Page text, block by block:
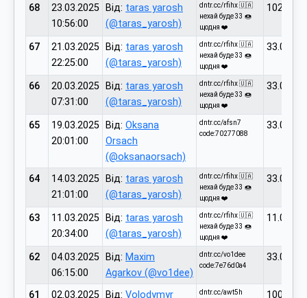
68
23.03.2025
10:56:00
Від: taras yarosh
(@taras_yarosh)
dntr.cc/rfihx 🇺🇦
нехай буде 33 🍩
щодня ❤️
102.00
67
21.03.2025
22:25:00
Від: taras yarosh
(@taras_yarosh)
dntr.cc/rfihx 🇺🇦
нехай буде 33 🍩
щодня ❤️
33.00
66
20.03.2025
07:31:00
Від: taras yarosh
(@taras_yarosh)
dntr.cc/rfihx 🇺🇦
нехай буде 33 🍩
щодня ❤️
33.00
65
19.03.2025
20:01:00
Від: Oksana
Orsach
(@oksanaorsach)
dntr.cc/afsn7
code:70277088
33.00
64
14.03.2025
21:01:00
Від: taras yarosh
(@taras_yarosh)
dntr.cc/rfihx 🇺🇦
нехай буде 33 🍩
щодня ❤️
33.00
63
11.03.2025
20:34:00
Від: taras yarosh
(@taras_yarosh)
dntr.cc/rfihx 🇺🇦
нехай буде 33 🍩
щодня ❤️
11.00
62
04.03.2025
06:15:00
Від: Maxim
Agarkov (@vo1dee)
dntr.cc/vo1dee
code:7e76d0a4
33.00
61 02.03.2025 Від: Volodymyr dntr.cc/awt5h 1000.00